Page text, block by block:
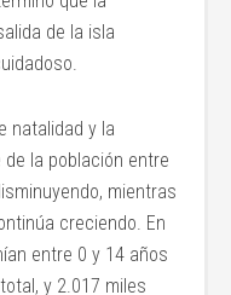
de la isla
natalidad y la
la población entre
mientras
creciendo. En
entre 0 y 14 años
y 2.017 miles